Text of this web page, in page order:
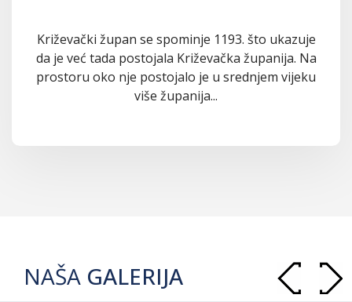
Križevački župan se spominje 1193. što ukazuje
da je već tada postojala Križevačka županija. Na
prostoru oko nje postojalo je u srednjem vijeku
više županija...
NAŠA GALERIJA